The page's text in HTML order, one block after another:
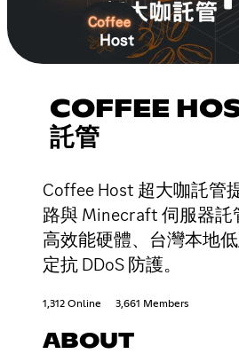
COFFEE
託管
Coffee Host 超大咖託管
路與 Minecraft 伺服器
高效能硬體、台灣本地
定抗 DDoS 防護。
1,312 Online 3,661 Members
ABOUT